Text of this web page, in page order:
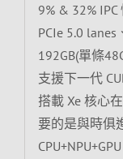
9% & 32%
PCIe 5.0 lanes
192GB(單條
支援下一代
搭載 Xe 核心
要的是與時俱